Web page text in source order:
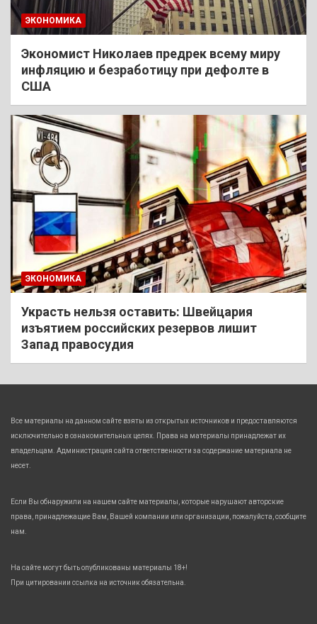
ЭКОНОМИКА
Экономист Николаев предрек всему миру
инфляцию и безработицу при дефолте в
США
ЭКОНОМИКА
Украсть нельзя оставить: Швейцария
изъятием российских резервов лишит
Запад правосудия
Все материалы на данном сайте взяты из открытых источников и предоставляются
исключительно в ознакомительных целях. Права на материалы принадлежат их
владельцам. Администрация сайта ответственности за содержание материала не
несет.
Если Вы обнаружили на нашем сайте материалы, которые нарушают авторские
права, принадлежащие Вам, Вашей компании или организации, пожалуйста, сообщите
нам.
На сайте могут быть опубликованы материалы 18+!
При цитировании ссылка на источник обязательна.